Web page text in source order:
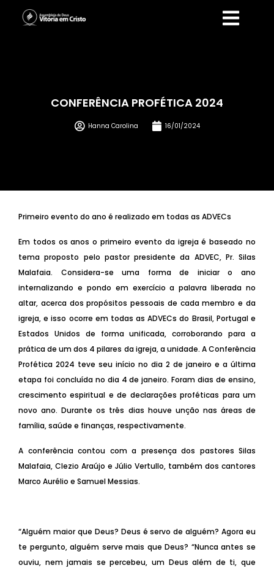
CONFERÊNCIA PROFÉTICA 2024
Hanna Carolina 16/01/2024
Primeiro evento do ano é realizado em todas as ADVECs
Em todos os anos o primeiro evento da igreja é baseado no
tema proposto pelo pastor presidente da ADVEC, Pr. Silas
Malafaia. Considera-se uma forma de iniciar o ano
internalizando e pondo em exercício a palavra liberada no
altar, acerca dos propósitos pessoais de cada membro e da
igreja, e isso ocorre em todas as ADVECs do Brasil, Portugal e
Estados Unidos de forma unificada, corroborando para a
prática de um dos 4 pilares da igreja, a unidade. A Conferência
Profética 2024 teve seu início no dia 2 de janeiro e a última
etapa foi concluída no dia 4 de janeiro. Foram dias de ensino,
crescimento espiritual e de declarações proféticas para um
novo ano. Durante os três dias houve unção nas áreas de
família, saúde e finanças, respectivamente.
A conferência contou com a presença dos pastores Silas
Malafaia, Clezio Araújo e Júlio Vertullo, também dos cantores
Marco Aurélio e Samuel Messias.
“Alguém maior que Deus? Deus é servo de alguém? Agora eu
te pergunto, alguém serve mais que Deus? “Nunca antes se
ouviu, nem jamais se percebeu, um Deus além de ti, que